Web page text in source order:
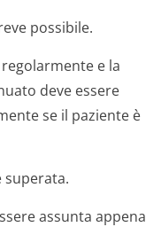
possibile.
e la
deve essere
se il paziente è
superata.
assunta appena